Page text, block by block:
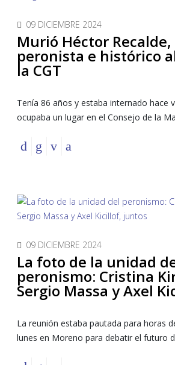
09 DICIEMBRE 2024
Murió Héctor
peronista e histórico
la CGT
Tenía 86 años y estaba internado hace
ocupaba un lugar en el Consejo de la
09 DICIEMBRE 2024
La foto de la unidad
peronismo: Cristina
Sergio Massa y Axel
La reunión estaba pautada para horas
lunes en Moreno para debatir el futuro